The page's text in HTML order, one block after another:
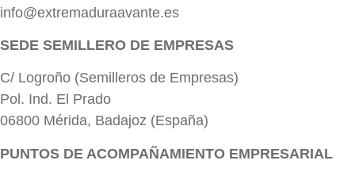
info@extremaduraavante.es
SEDE SEMILLERO DE EMPRESAS
C/ Logroño (Semilleros de Empresas)
Pol. Ind. El Prado
06800 Mérida, Badajoz (España)
PUNTOS DE ACOMPAÑAMIENTO EMPRESARIAL